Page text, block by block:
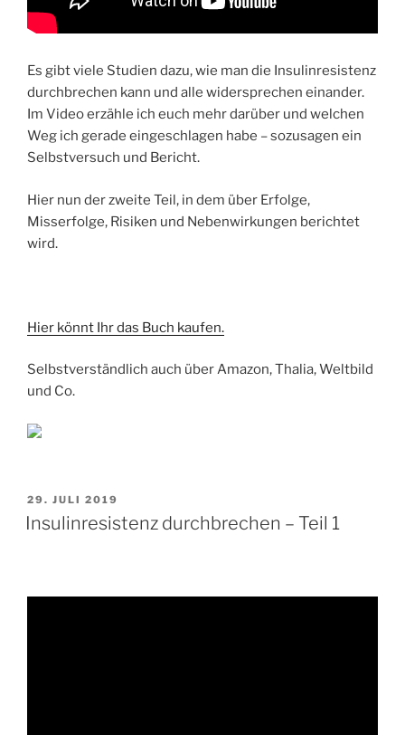
Es gibt viele Studien dazu, wie man die Insulinresistenz
durchbrechen kann und alle widersprechen einander.
Im Video erzähle ich euch mehr darüber und welchen
Weg ich gerade eingeschlagen habe – sozusagen ein
Selbstversuch und Bericht.
Hier nun der zweite Teil, in dem über Erfolge,
Misserfolge, Risiken und Nebenwirkungen berichtet
wird.
Hier könnt Ihr das Buch kaufen.
Selbstverständlich auch über Amazon, Thalia, Weltbild
und Co.
VERÖFFENTLICHT
AM
29. JULI 2019
Insulinresistenz durchbrechen – Teil 1